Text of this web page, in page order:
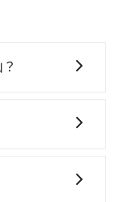
最多有59班次
鐘，再乘坐
租車車行，比